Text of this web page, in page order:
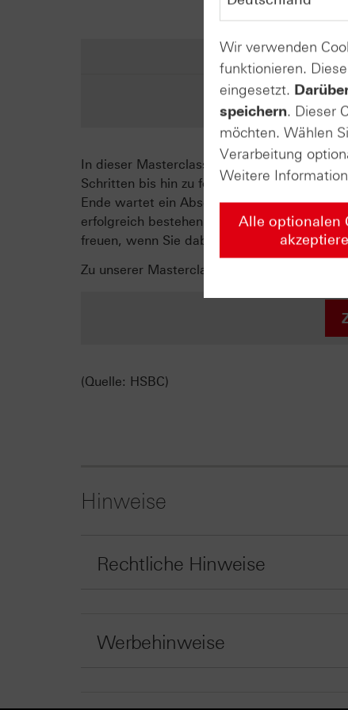
In dieser Masterclass erfahren Sie alles,
Schritten bis hin zu fortgeschrittenen
Ende wartet ein Abschlusstest auf Sie,
erfolgreich bestehen, erhalten Sie ein
freuen, wenn Sie dabei sind!
Zu unserer Masterclass (hier Button)
(Quelle: HSBC)
Hinweise
Rechtliche Hinweise
Werbehinweise
Wir verwenden
funktionieren.
eingesetzt.
speichern. Dieser
möchten. Wählen
Verarbeitung
Weitere
Alle optionalen